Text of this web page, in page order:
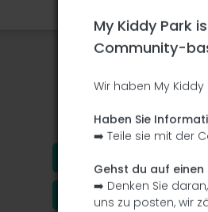
Ce parc n'a
Soit l'aventurier
Ich füge eine
My Kiddy Park
Community-
Wir haben My Kiddy
Haben Sie
➡️ Teile sie mit der
Gehst du auf einen
➡️ Denken Sie
uns zu posten, wir